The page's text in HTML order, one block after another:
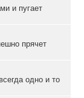
и пугает
прячет
одно и то